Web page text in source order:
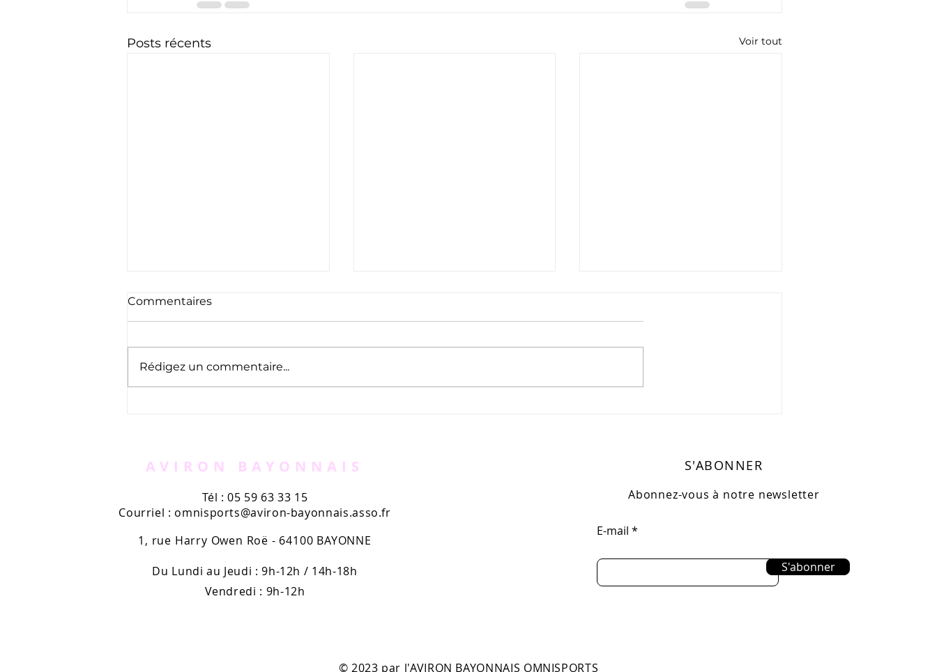
Posts récents Voir tout
Commentaires
Rédigez un commentaire...
AVIRON BAYONNAIS
Tél : 05 59 63 33 15
Courriel : omnisports@aviron-bayonnais.asso.fr
1, rue Harry Owen Roë - 64100 BAYONNE
Du Lundi au Jeudi : 9h-12h / 14h-18h
Vendredi : 9h-12h
S'ABONNER
Abonnez-vous à notre newsletter
E-mail
S'abonner
© 2023 par l'AVIRON BAYONNAIS OMNISPORTS